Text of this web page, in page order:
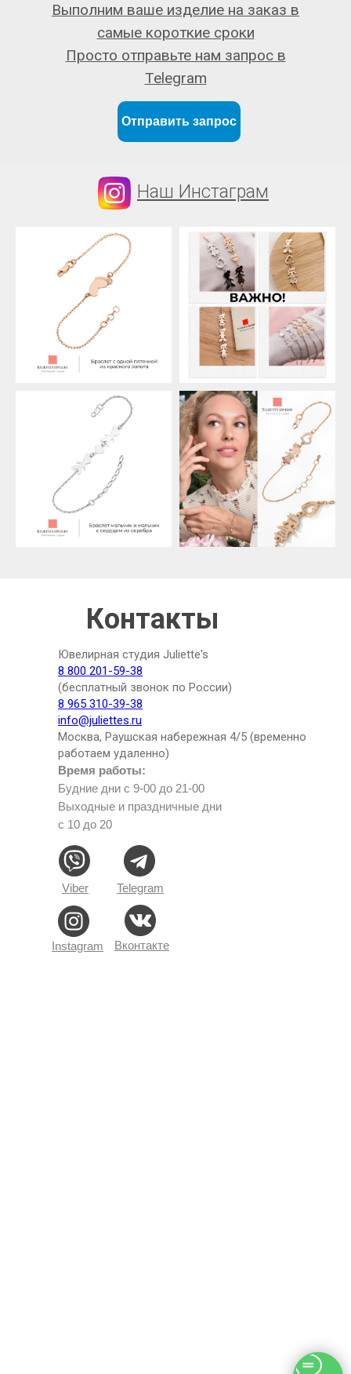
Отправить запрос
Выполним ваше изделие на заказ в
самые короткие сроки
Просто отправьте нам запрос в
Telegram
Наш Инстаграм
Время работы:
Будние дни с 9-00 до 21-00
Выходные и праздничные дни
с 10 до 20
Telegram
Viber
Instagram
Ювелирная студия Juliette's
8 800 201-59-38
(бесплатный звонок по России)
8 965 310-39-38
info@juliettes.ru
Москва, Раушская набережная 4/5 (временно
работаем удаленно)
Контакты
Вконтакте